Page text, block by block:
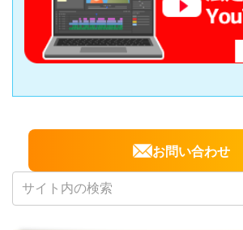
お問い合わせ